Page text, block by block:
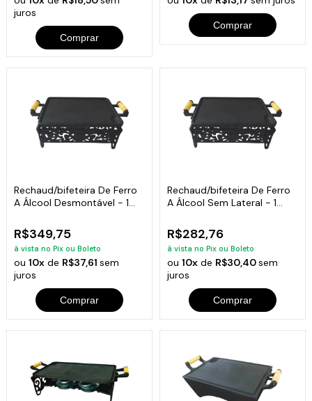
juros
Comprar
Comprar
Rechaud/bifeteira De Ferro
A Álcool Desmontável - 1
R$349,75
à vista no Pix ou Boleto
ou10x de R$37,61sem
juros
Comprar
Rechaud/bifeteira De Ferro
A Álcool Sem Lateral - 1
R$282,76
à vista no Pix ou Boleto
ou 10xde R$30,40sem
juros
Comprar